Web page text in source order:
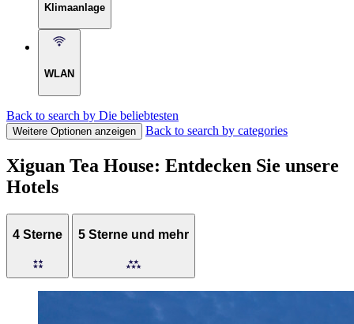
Klimaanlage
WLAN
Back to search by Die beliebtesten
Weitere Optionen anzeigen Back to search by categories
Xiguan Tea House: Entdecken Sie unsere
Hotels
4 Sterne 5 Sterne und mehr